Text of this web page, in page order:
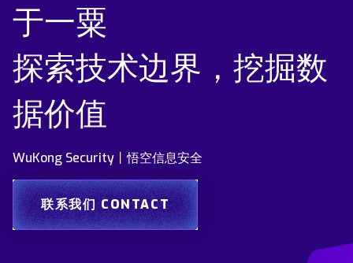
于一粟
探索技术边界，挖掘数
据价值
WuKong Security丨悟空信息安全
联系我们 CONTACT